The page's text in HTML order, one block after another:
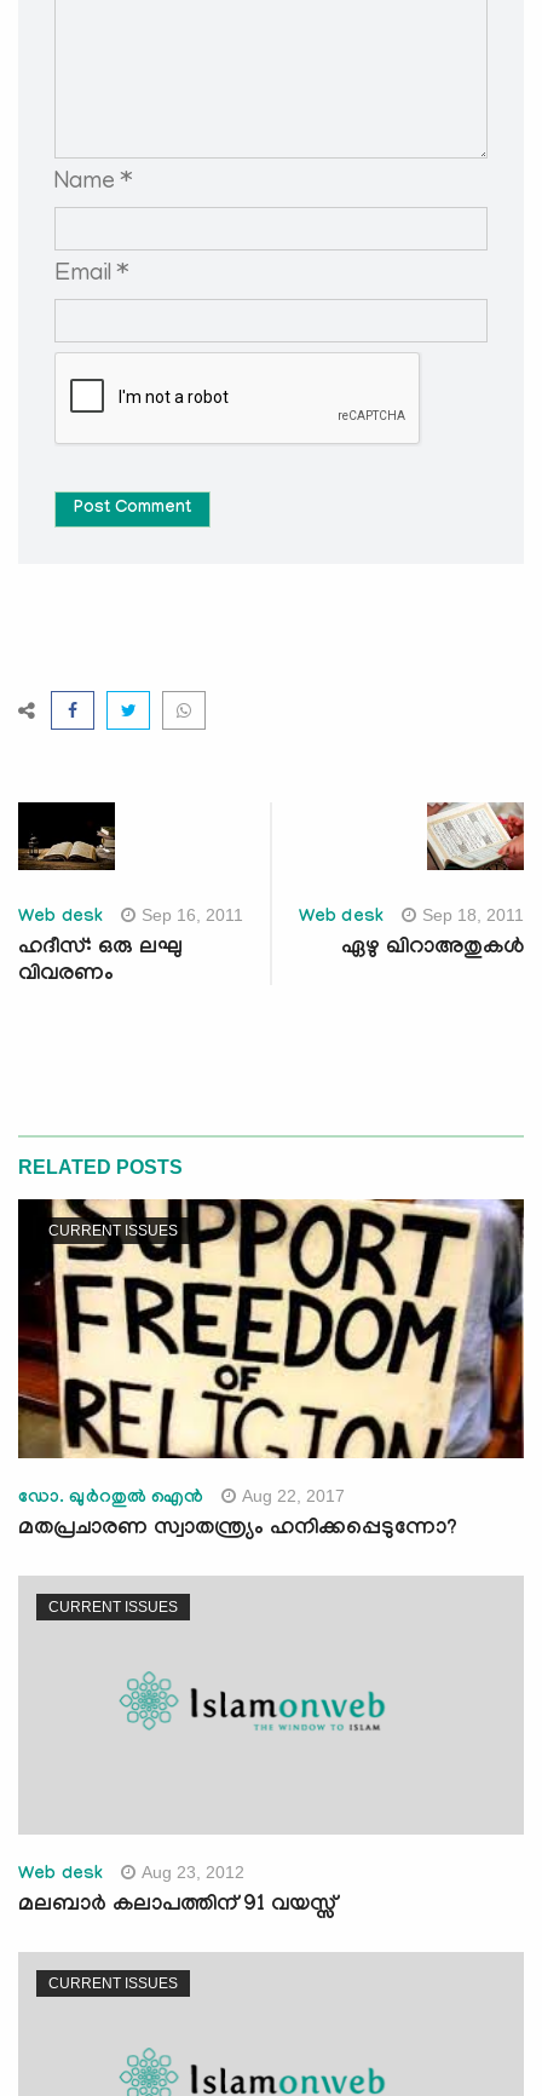
Name *
Email *
Post Comment
Web desk Sep 16, 2011
ഹദീസ്: ഒരു ലഘു
വിവരണം
Web desk Sep 18, 2011
ഏഴു ഖിറാഅതുകള്‍
RELATED POSTS
CURRENT ISSUES
ഡോ. ഖുര്‍റതുല്‍ ഐന്‍ Aug 22, 2017
മതപ്രചാരണ സ്വാതന്ത്ര്യം ഹനിക്കപ്പെടുന്നോ?
CURRENT ISSUES
Web desk Aug 23, 2012
മലബാര്‍ കലാപത്തിന് 91 വയസ്സ്‌
CURRENT ISSUES